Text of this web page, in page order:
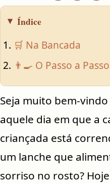
Índice
🛒 Na Bancada
👨‍🍳 O Passo a
Seja muito bem-
aquele dia em que a
criançada está
um lanche que
sorriso no rosto?